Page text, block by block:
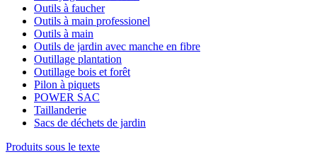
Outils à faucher
Outils à main professionel
Outils à main
Outils de jardin avec manche en fibre
Outillage plantation
Outillage bois et forêt
Pilon à piquets
POWER SAC
Taillanderie
Sacs de déchets de jardin
Produits sous le texte